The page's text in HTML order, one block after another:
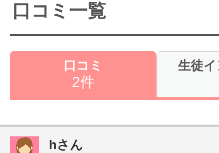
特集をみる
掲載のお問
口コミ一覧
口コミ
2件
生徒
hさん